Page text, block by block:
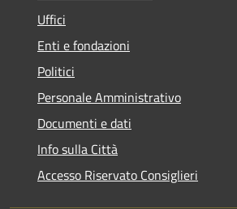
Uffici
Enti e fondazioni
Politici
Personale Amministrativo
Documenti e dati
Info sulla Città
Accesso Riservato Consiglieri